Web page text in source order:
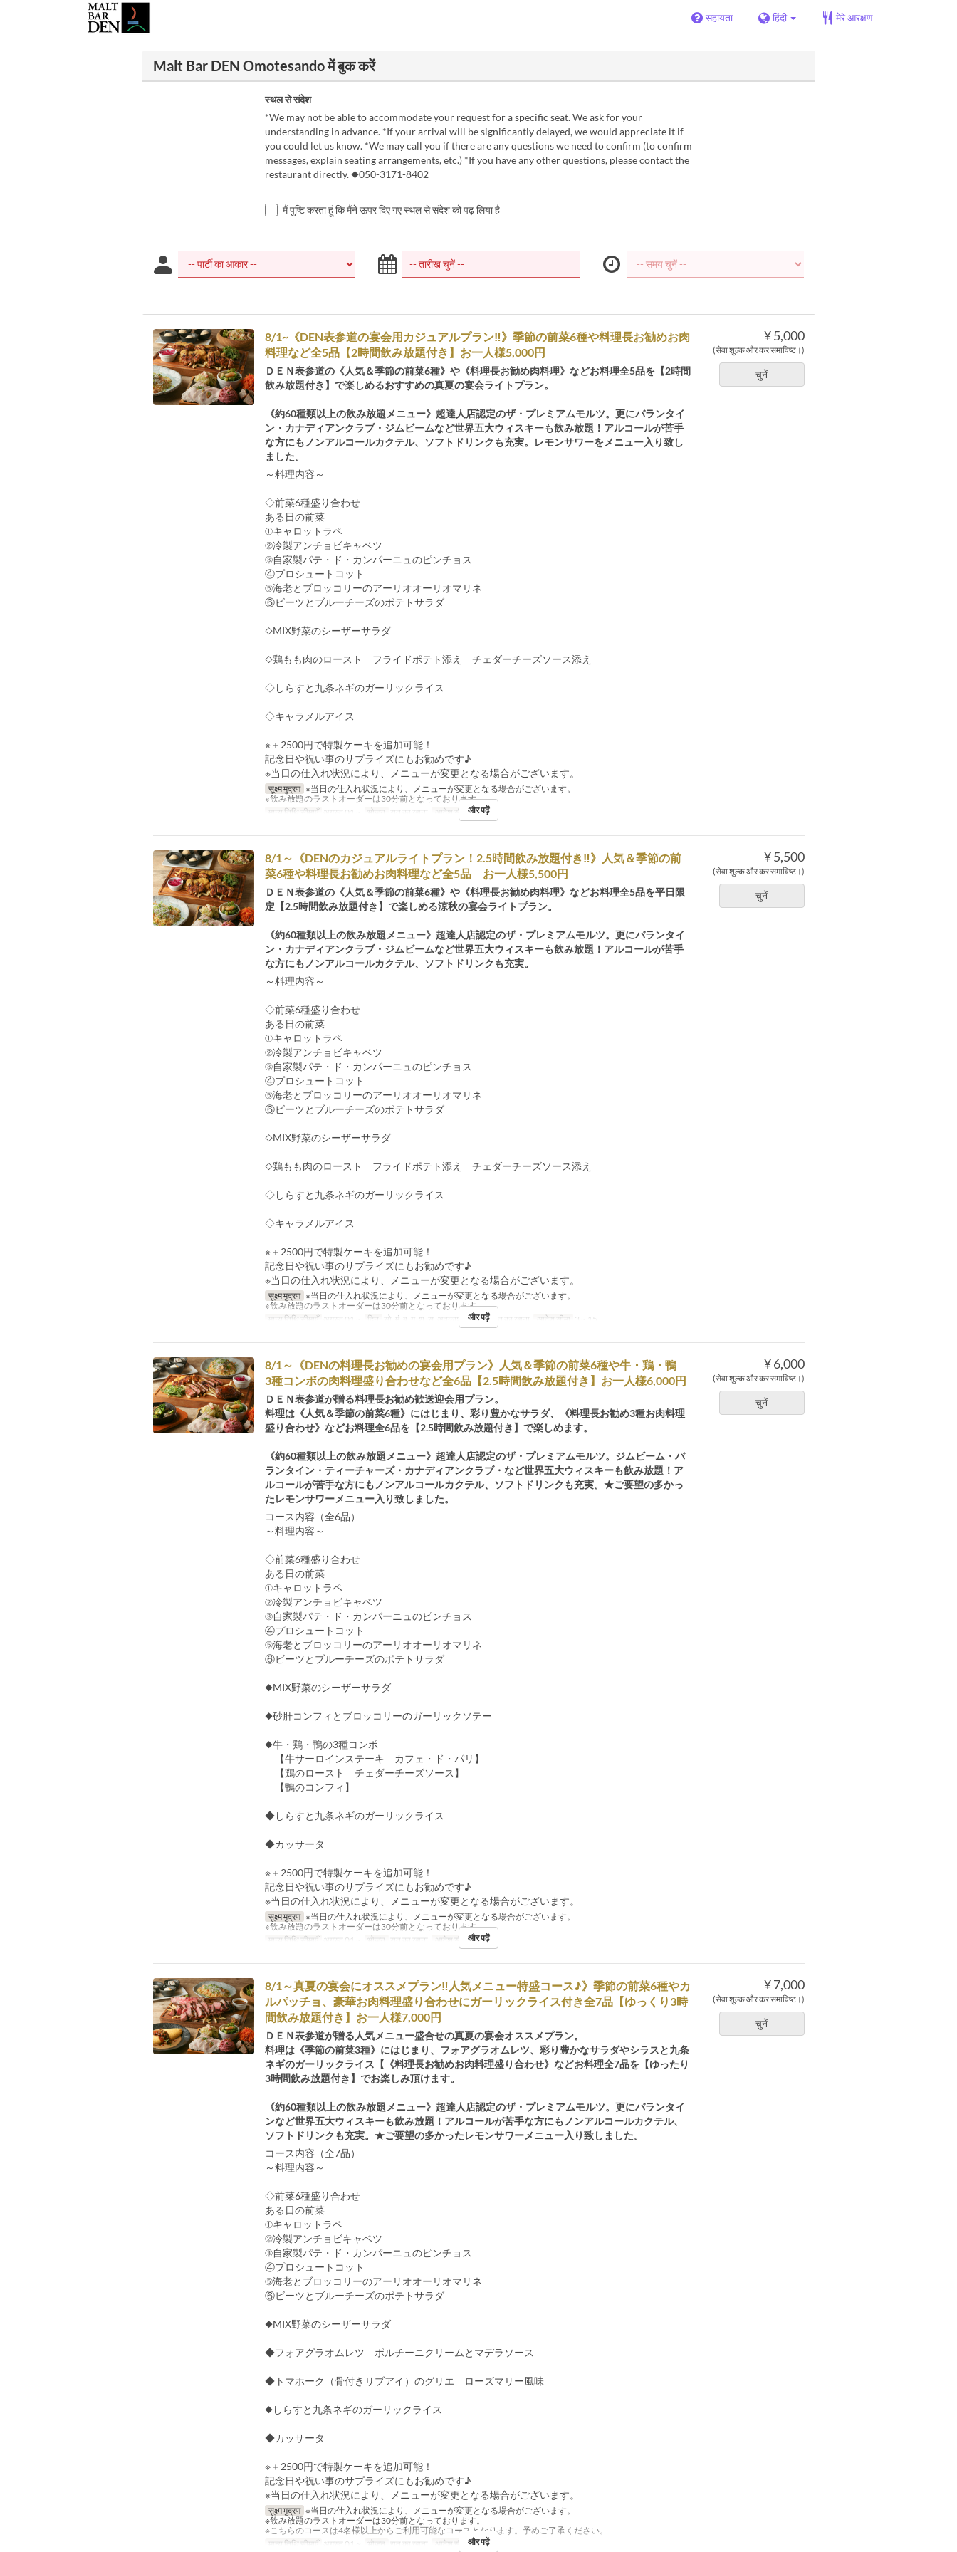
सहायता हिंदी मेरे आरक्षण
Malt Bar DEN Omotesando में बुक करें
स्थल से संदेश
*We may not be able to accommodate your request for a specific seat. We ask for your
understanding in advance. *If your arrival will be significantly delayed, we would appreciate it if
you could let us know. *We may call you if there are any questions we need to confirm (to confirm
messages, explain seating arrangements, etc.) *If you have any other questions, please contact the
restaurant directly. ◆050-3171-8402
मैं पुष्टि करता हूं कि मैंने ऊपर दिए गए स्थल से संदेश को पढ़ लिया है
¥ 5,000
(सेवा शुल्क और कर समाविष्ट।)
चुनें
8/1~《DEN表参道の宴会用カジュアルプラン‼》季節の前菜6種や料理長お勧めお肉
料理など全5品【2時間飲み放題付き】お一人様5,000円
ＤＥＮ表参道の《人気＆季節の前菜6種》や《料理長お勧め肉料理》などお料理全5品を【2時間
飲み放題付き】で楽しめるおすすめの真夏の宴会ライトプラン。
《約60種類以上の飲み放題メニュー》超達人店認定のザ・プレミアムモルツ。更にバランタイ
ン・カナディアンクラブ・ジムビームなど世界五大ウィスキーも飲み放題！アルコールが苦手
な方にもノンアルコールカクテル、ソフトドリンクも充実。レモンサワーをメニュー入り致し
ました。
～料理内容～
◇前菜6種盛り合わせ
ある日の前菜
①キャロットラペ
②冷製アンチョビキャベツ
③自家製パテ・ド・カンパーニュのピンチョス
④プロシュートコット
⑤海老とブロッコリーのアーリオオーリオマリネ
⑥ビーツとブルーチーズのポテトサラダ
◇MIX野菜のシーザーサラダ
◇鶏もも肉のロースト フライドポテト添え チェダーチーズソース添え
◇しらすと九条ネギのガーリックライス
◇キャラメルアイス
※＋2500円で特製ケーキを追加可能！
記念日や祝い事のサプライズにもお勧めです♪
※当日の仕入れ状況により、メニューが変更となる場合がございます。
सूक्ष्म मुद्रण ※当日の仕入れ状況により、メニューが変更となる場合がございます。
※飲み放題のラストオーダーは30分前となっております。
मान्य तिथि सीमाएँ
अगस्त 01 ~ भोजन रात का खाना आदेश सीमा 3 ~ 15
और पढ़ें
¥ 5,500
(सेवा शुल्क और कर समाविष्ट।)
चुनें
8/1～《DENのカジュアルライトプラン！2.5時間飲み放題付き‼》人気＆季節の前
菜6種や料理長お勧めお肉料理など全5品 お一人様5,500円
ＤＥＮ表参道の《人気＆季節の前菜6種》や《料理長お勧め肉料理》などお料理全5品を平日限
定【2.5時間飲み放題付き】で楽しめる涼秋の宴会ライトプラン。
《約60種類以上の飲み放題メニュー》超達人店認定のザ・プレミアムモルツ。更にバランタイ
ン・カナディアンクラブ・ジムビームなど世界五大ウィスキーも飲み放題！アルコールが苦手
な方にもノンアルコールカクテル、ソフトドリンクも充実。
～料理内容～
◇前菜6種盛り合わせ
ある日の前菜
①キャロットラペ
②冷製アンチョビキャベツ
③自家製パテ・ド・カンパーニュのピンチョス
④プロシュートコット
⑤海老とブロッコリーのアーリオオーリオマリネ
⑥ビーツとブルーチーズのポテトサラダ
◇MIX野菜のシーザーサラダ
◇鶏もも肉のロースト フライドポテト添え チェダーチーズソース添え
◇しらすと九条ネギのガーリックライス
◇キャラメルアイス
※＋2500円で特製ケーキを追加可能！
記念日や祝い事のサプライズにもお勧めです♪
※当日の仕入れ状況により、メニューが変更となる場合がございます。
सूक्ष्म मुद्रण ※当日の仕入れ状況により、メニューが変更となる場合がございます。
※飲み放題のラストオーダーは30分前となっております。
मान्य तिथि सीमाएँ
अगस्त 01 ~ दिन सो, मं, बु, गु, श, स, अवकाश भोजन रात का खाना आदेश सीमा 3 ~ 15
और पढ़ें
¥ 6,000
(सेवा शुल्क और कर समाविष्ट।)
चुनें
8/1～《DENの料理長お勧めの宴会用プラン》人気＆季節の前菜6種や牛・鶏・鴨
3種コンボの肉料理盛り合わせなど全6品【2.5時間飲み放題付き】お一人様6,000円
ＤＥＮ表参道が贈る料理長お勧め歓送迎会用プラン。
料理は《人気＆季節の前菜6種》にはじまり、彩り豊かなサラダ、《料理長お勧め3種お肉料理
盛り合わせ》などお料理全6品を【2.5時間飲み放題付き】で楽しめます。
《約60種類以上の飲み放題メニュー》超達人店認定のザ・プレミアムモルツ。ジムビーム・バ
ランタイン・ティーチャーズ・カナディアンクラブ・など世界五大ウィスキーも飲み放題！ア
ルコールが苦手な方にもノンアルコールカクテル、ソフトドリンクも充実。★ご要望の多かっ
たレモンサワーメニュー入り致しました。
コース内容（全6品）
～料理内容～
◇前菜6種盛り合わせ
ある日の前菜
①キャロットラペ
②冷製アンチョビキャベツ
③自家製パテ・ド・カンパーニュのピンチョス
④プロシュートコット
⑤海老とブロッコリーのアーリオオーリオマリネ
⑥ビーツとブルーチーズのポテトサラダ
◆MIX野菜のシーザーサラダ
◆砂肝コンフィとブロッコリーのガーリックソテー
◆牛・鶏・鴨の3種コンポ
【牛サーロインステーキ カフェ・ド・パリ】
【鶏のロースト チェダーチーズソース】
【鴨のコンフィ】
◆しらすと九条ネギのガーリックライス
◆カッサータ
※＋2500円で特製ケーキを追加可能！
記念日や祝い事のサプライズにもお勧めです♪
※当日の仕入れ状況により、メニューが変更となる場合がございます。
सूक्ष्म मुद्रण ※当日の仕入れ状況により、メニューが変更となる場合がございます。
※飲み放題のラストオーダーは30分前となっております。
मान्य तिथि सीमाएँ
अगस्त 01 ~ भोजन रात का खाना आदेश सीमा 3 ~ 15
और पढ़ें
¥ 7,000
(सेवा शुल्क और कर समाविष्ट।)
चुनें
8/1～真夏の宴会にオススメプラン‼人気メニュー特盛コース♪》季節の前菜6種やカ
ルパッチョ、豪華お肉料理盛り合わせにガーリックライス付き全7品【ゆっくり3時
間飲み放題付き】お一人様7,000円
ＤＥＮ表参道が贈る人気メニュー盛合せの真夏の宴会オススメプラン。
料理は《季節の前菜3種》にはじまり、フォアグラオムレツ、彩り豊かなサラダやシラスと九条
ネギのガーリックライス【《料理長お勧めお肉料理盛り合わせ》などお料理全7品を【ゆったり
3時間飲み放題付き】でお楽しみ頂けます。
《約60種類以上の飲み放題メニュー》超達人店認定のザ・プレミアムモルツ。更にバランタイ
ンなど世界五大ウィスキーも飲み放題！アルコールが苦手な方にもノンアルコールカクテル、
ソフトドリンクも充実。★ご要望の多かったレモンサワーメニュー入り致しました。
コース内容（全7品）
～料理内容～
◇前菜6種盛り合わせ
ある日の前菜
①キャロットラペ
②冷製アンチョビキャベツ
③自家製パテ・ド・カンパーニュのピンチョス
④プロシュートコット
⑤海老とブロッコリーのアーリオオーリオマリネ
⑥ビーツとブルーチーズのポテトサラダ
◆MIX野菜のシーザーサラダ
◆フォアグラオムレツ ポルチーニクリームとマデラソース
◆トマホーク（骨付きリブアイ）のグリエ ローズマリー風味
◆しらすと九条ネギのガーリックライス
◆カッサータ
※＋2500円で特製ケーキを追加可能！
記念日や祝い事のサプライズにもお勧めです♪
※当日の仕入れ状況により、メニューが変更となる場合がございます。
सूक्ष्म मुद्रण ※当日の仕入れ状況により、メニューが変更となる場合がございます。
※飲み放題のラストオーダーは30分前となっております。
※こちらのコースは4名様以上からご利用可能なコースとなります。予めご了承ください。
मान्य तिथि सीमाएँ
अगस्त 01 ~ भोजन रात का खाना आदेश सीमा 4 ~ 15
और पढ़ें